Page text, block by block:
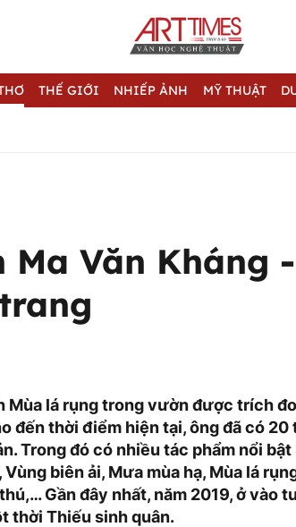
THẾ GIỚI NHIẾP ẢNH MỸ THUẬT
Ma Văn Kháng
Mùa lá rụng trong vườn được trích
đến thời điểm hiện tại, ông đã có
Trong đó có nhiều tác phẩm nổi
Vùng biên ải, Mưa mùa hạ, Mùa lá
Gần đây nhất, năm 2019, ở vào
thời Thiếu sinh quân.